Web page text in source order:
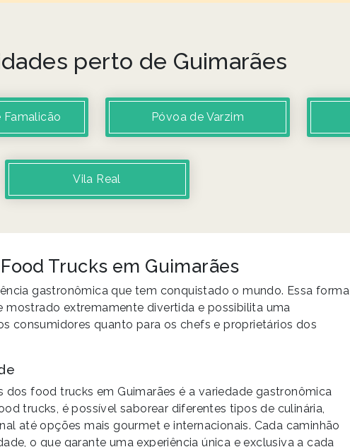
perto de Guimarães
Famalicão Póvoa de Varzim
Vila Real
Trucks em Guimarães
gastronômica que tem conquistado o mundo. Essa forma
extremamente divertida e possibilita uma
consumidores quanto para os chefs e proprietários dos
dos food trucks em Guimarães é a variedade gastronômica
trucks, é possível saborear diferentes tipos de culinária,
até opções mais gourmet e internacionais. Cada caminhão
o que garante uma experiência única e exclusiva a cada